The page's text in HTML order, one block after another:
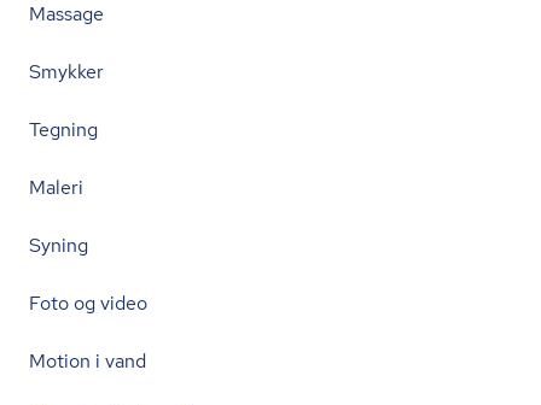
Massage
Smykker
Tegning
Maleri
Syning
Foto og video
Motion i vand